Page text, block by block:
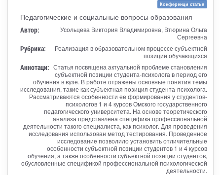
Конференци статья
Педагогические и социальные вопросы образования
Автор:
Усольцева Виктория Владимировна, Втюрина Ольга
Сергеевна
Рубрика:
Реализация в образовательном процессе субъектной
позиции обучающихся
Аннотаци: Статья посвящена актуальной проблеме становления
субъектной позиции студента-психолога в период его
обучения в вузе. В работе отражены основные понятия темы
исследования, такие как субъектная позиция студента-психолога.
Рассматриваются особенности ее формирования у студентов-
психологов 1 и 4 курсов Омского государственного
педагогического университета. На основе теоретического
анализа представлена специфика профессиональной
деятельности такого специалиста, как психолог. Для проведения
исследования использован метод тестирования. Проведенное
исследование позволило установить отличительные
особенности субъектной позиции студентов 1 и 4 курсов
обучения, а также особенности субъектной позиции студентов,
обусловленные спецификой профессиональной психологической
деятельности.